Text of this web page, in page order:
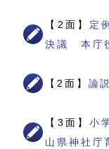
【2面】 定
決議 本庁
【2面】 論説
【3面】小
山県神社庁